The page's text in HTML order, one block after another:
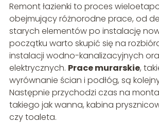
Remont łazienki to proces
obejmujący różnorodne prace, od
starych elementów po instalację
początku warto skupić się na
instalacji wodno-kanalizacyjnych
elektrycznych. Prace murarskie,
wyrównanie ścian i podłóg, są
Następnie przychodzi czas na
takiego jak wanna, kabina
czy toaleta.